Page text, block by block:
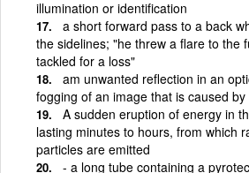
illumination or identification
a short forward pass to a back
the sidelines; "he threw a flare to the
tackled for a loss"
am unwanted reflection in an
fogging of an image that is caused
A sudden eruption of energy in
lasting minutes to hours, from which
particles are emitted
- a long tube containing a